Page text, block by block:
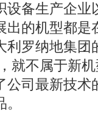
备生产企业
出的机型都是
利罗纳地集团
就不属于新
公司最新技术